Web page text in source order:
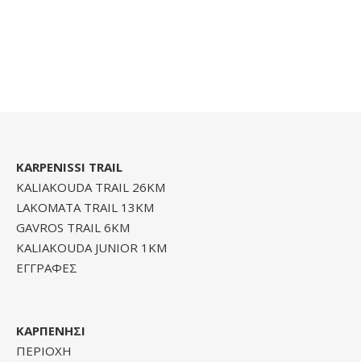
KARPENISSI TRAIL
KALIAKOUDA TRAIL 26KM
LAKOMATA TRAIL 13KM
GAVROS TRAIL 6KM
KALIAKOUDA JUNIOR 1KM
ΕΓΓΡΑΦΕΣ
ΚΑΡΠΕΝΗΣΙ
ΠΕΡΙΟΧΗ